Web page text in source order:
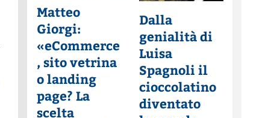
Matteo
Giorgi:
«eCommerce
, sito vetrina
o landing
page? La
scelta
Dalla
genialità di
Luisa
Spagnoli il
cioccolatino
diventato